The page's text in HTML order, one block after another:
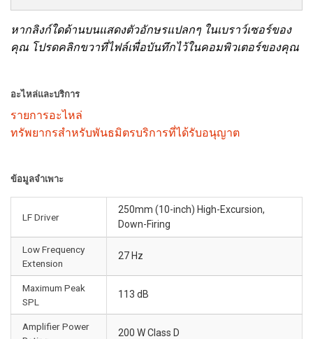
หากลิงก์ใดด้านบนแสดงตัวอักษรแปลกๆ ในเบราว์เซอร์ของ
คุณ โปรดคลิกขวาที่ไฟล์เพื่อบันทึกไว้ในคอมพิวเตอร์ของคุณ
อะไหล่และบริการ
รายการอะไหล่
ทรัพยากรสำหรับพันธมิตรบริการที่ได้รับอนุญาต
ข้อมูลจำเพาะ
LF Driver
250mm (10-inch) High-Excursion,
Down-Firing
Low Frequency
Extension
27 Hz
Maximum Peak
SPL
113 dB
Amplifier Power
200 W Class D